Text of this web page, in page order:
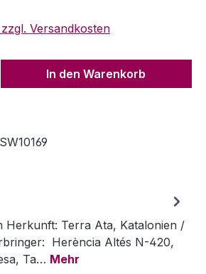
Versandkosten
Gib den
In den Warenkorb
SW10169
Herkunft: Terra Ata, Katalonien /
Herència Altés N-420,
Ta… Mehr